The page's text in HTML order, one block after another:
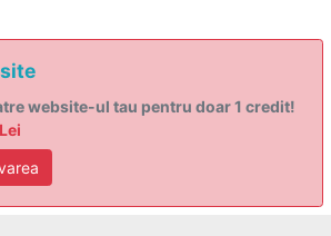
website-ul tau pentru doar 1 credit!